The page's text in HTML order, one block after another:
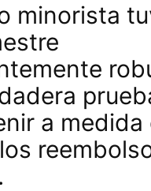
minorista
a medida